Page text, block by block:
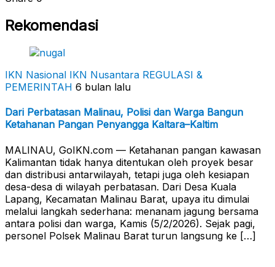
Rekomendasi
IKN Nasional IKN Nusantara REGULASI &
PEMERINTAH 6 bulan lalu
Dari Perbatasan Malinau, Polisi dan Warga Bangun
Ketahanan Pangan Penyangga Kaltara–Kaltim
MALINAU, GoIKN.com — Ketahanan pangan kawasan
Kalimantan tidak hanya ditentukan oleh proyek besar
dan distribusi antarwilayah, tetapi juga oleh kesiapan
desa-desa di wilayah perbatasan. Dari Desa Kuala
Lapang, Kecamatan Malinau Barat, upaya itu dimulai
melalui langkah sederhana: menanam jagung bersama
antara polisi dan warga, Kamis (5/2/2026). Sejak pagi,
personel Polsek Malinau Barat turun langsung ke […]